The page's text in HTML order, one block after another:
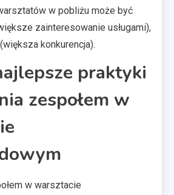
w pobliżu może być
zainteresowanie usługami),
konkurencja).
praktyki
zespołem w
w warsztacie